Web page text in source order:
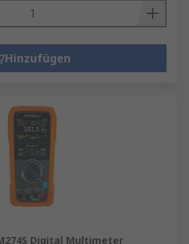
Hinzufügen
Digital Multimeter